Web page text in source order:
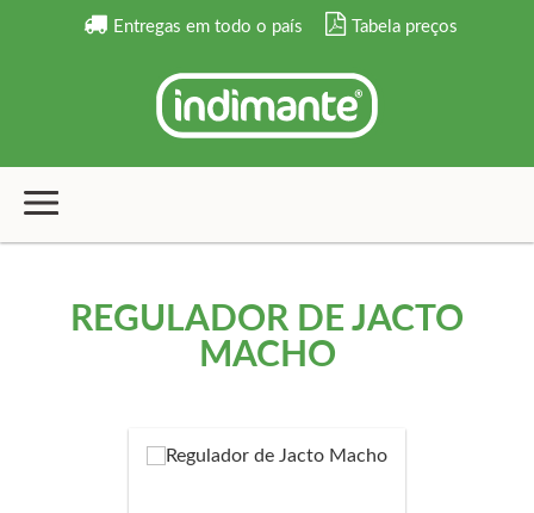
Entregas em todo o país Tabela preços
REGULADOR DE JACTO
MACHO